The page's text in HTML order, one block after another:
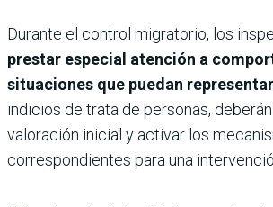
Durante el control migratorio, los
prestar especial atención a
situaciones que puedan
indicios de trata de personas,
valoración inicial y activar los
correspondientes para una